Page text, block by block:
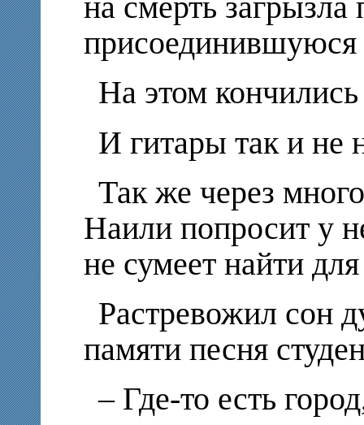
на смерть
На этом
И гитары так и не
Так же через
Наили попросит у
не сумеет найти
Растревожил сон
памяти песня
– Где-то есть